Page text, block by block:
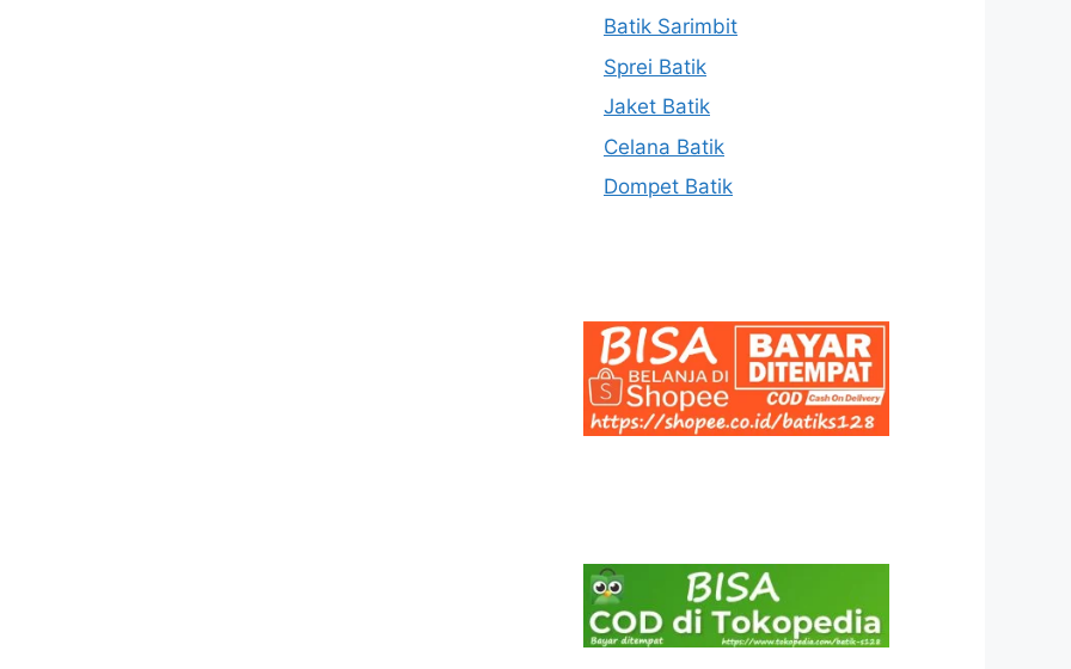
Batik Sarimbit
Sprei Batik
Jaket Batik
Celana Batik
Dompet Batik